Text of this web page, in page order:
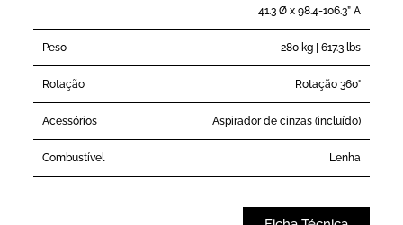
41.3 Ø x 98.4-106.3” A
Peso 280 kg | 617.3 lbs
Rotação Rotação 360°
Acessórios Aspirador de cinzas (incluído)
Combustível Lenha